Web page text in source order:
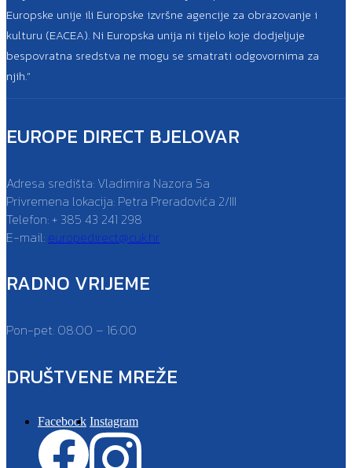
Europske unije ili Europske izvršne agencije za obrazovanje i
kulturu (EACEA). Ni Europska unija ni tijelo koje dodjeljuje
bespovratna sredstva ne mogu se smatrati odgovornima za
njih.”
EUROPE DIRECT BJELOVAR
Adresa središta: Vladimira Nazora 5a
Privremena lokacija: Petra Preradovića 2/III
Telefon: + 385 43 241 298
E-mail: europedirect@cuk.hr
RADNO VRIJEME
Pon-pet: 08:00 – 16:00
DRUŠTVENE MREŽE
Facebook Instagram